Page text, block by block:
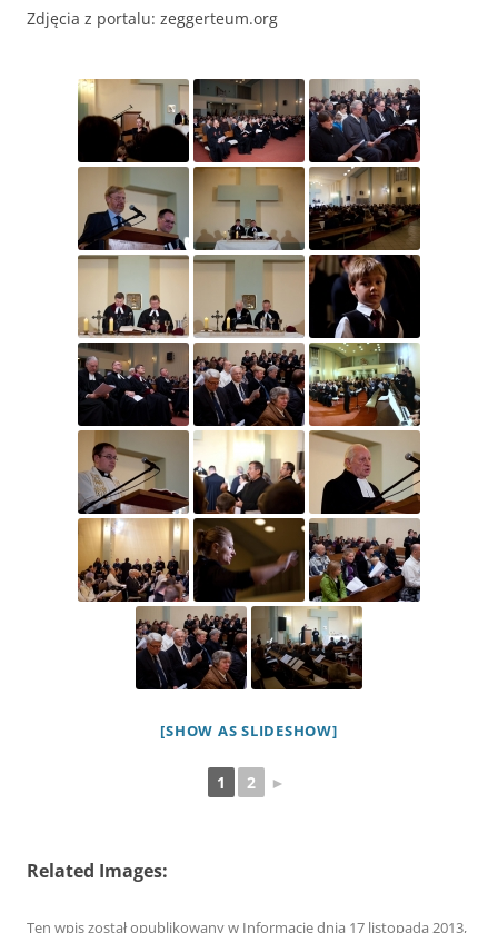
Zdjęcia z portalu: zeggerteum.org
[SHOW AS SLIDESHOW]
1 2 ►
Related Images:
Ten wpis został opublikowany w Informacjednia 17 listopada 2013,